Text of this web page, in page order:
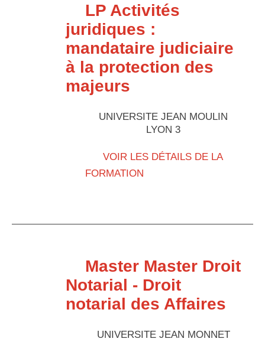
LP Activités
juridiques :
mandataire judiciaire
à la protection des
majeurs
UNIVERSITE JEAN MOULIN
LYON 3
VOIR LES DÉTAILS DE LA
FORMATION
Master Master Droit
Notarial - Droit
notarial des Affaires
UNIVERSITE JEAN MONNET